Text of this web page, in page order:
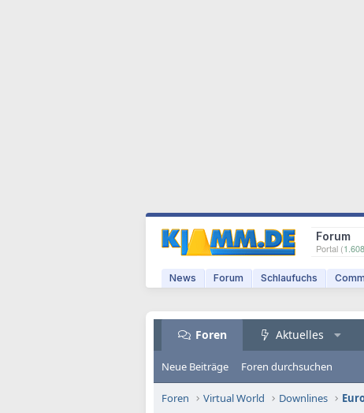
Forum
Portal (1.608
News Forum Schlaufuchs
Foren Aktuelles
Neue Beiträge Foren durchsuchen
Foren Virtual World Downlines